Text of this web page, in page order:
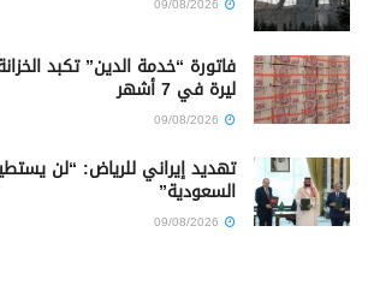
ليرة في 7 أشهر
تهديد إيراني للرياض: “لن
السعودية”